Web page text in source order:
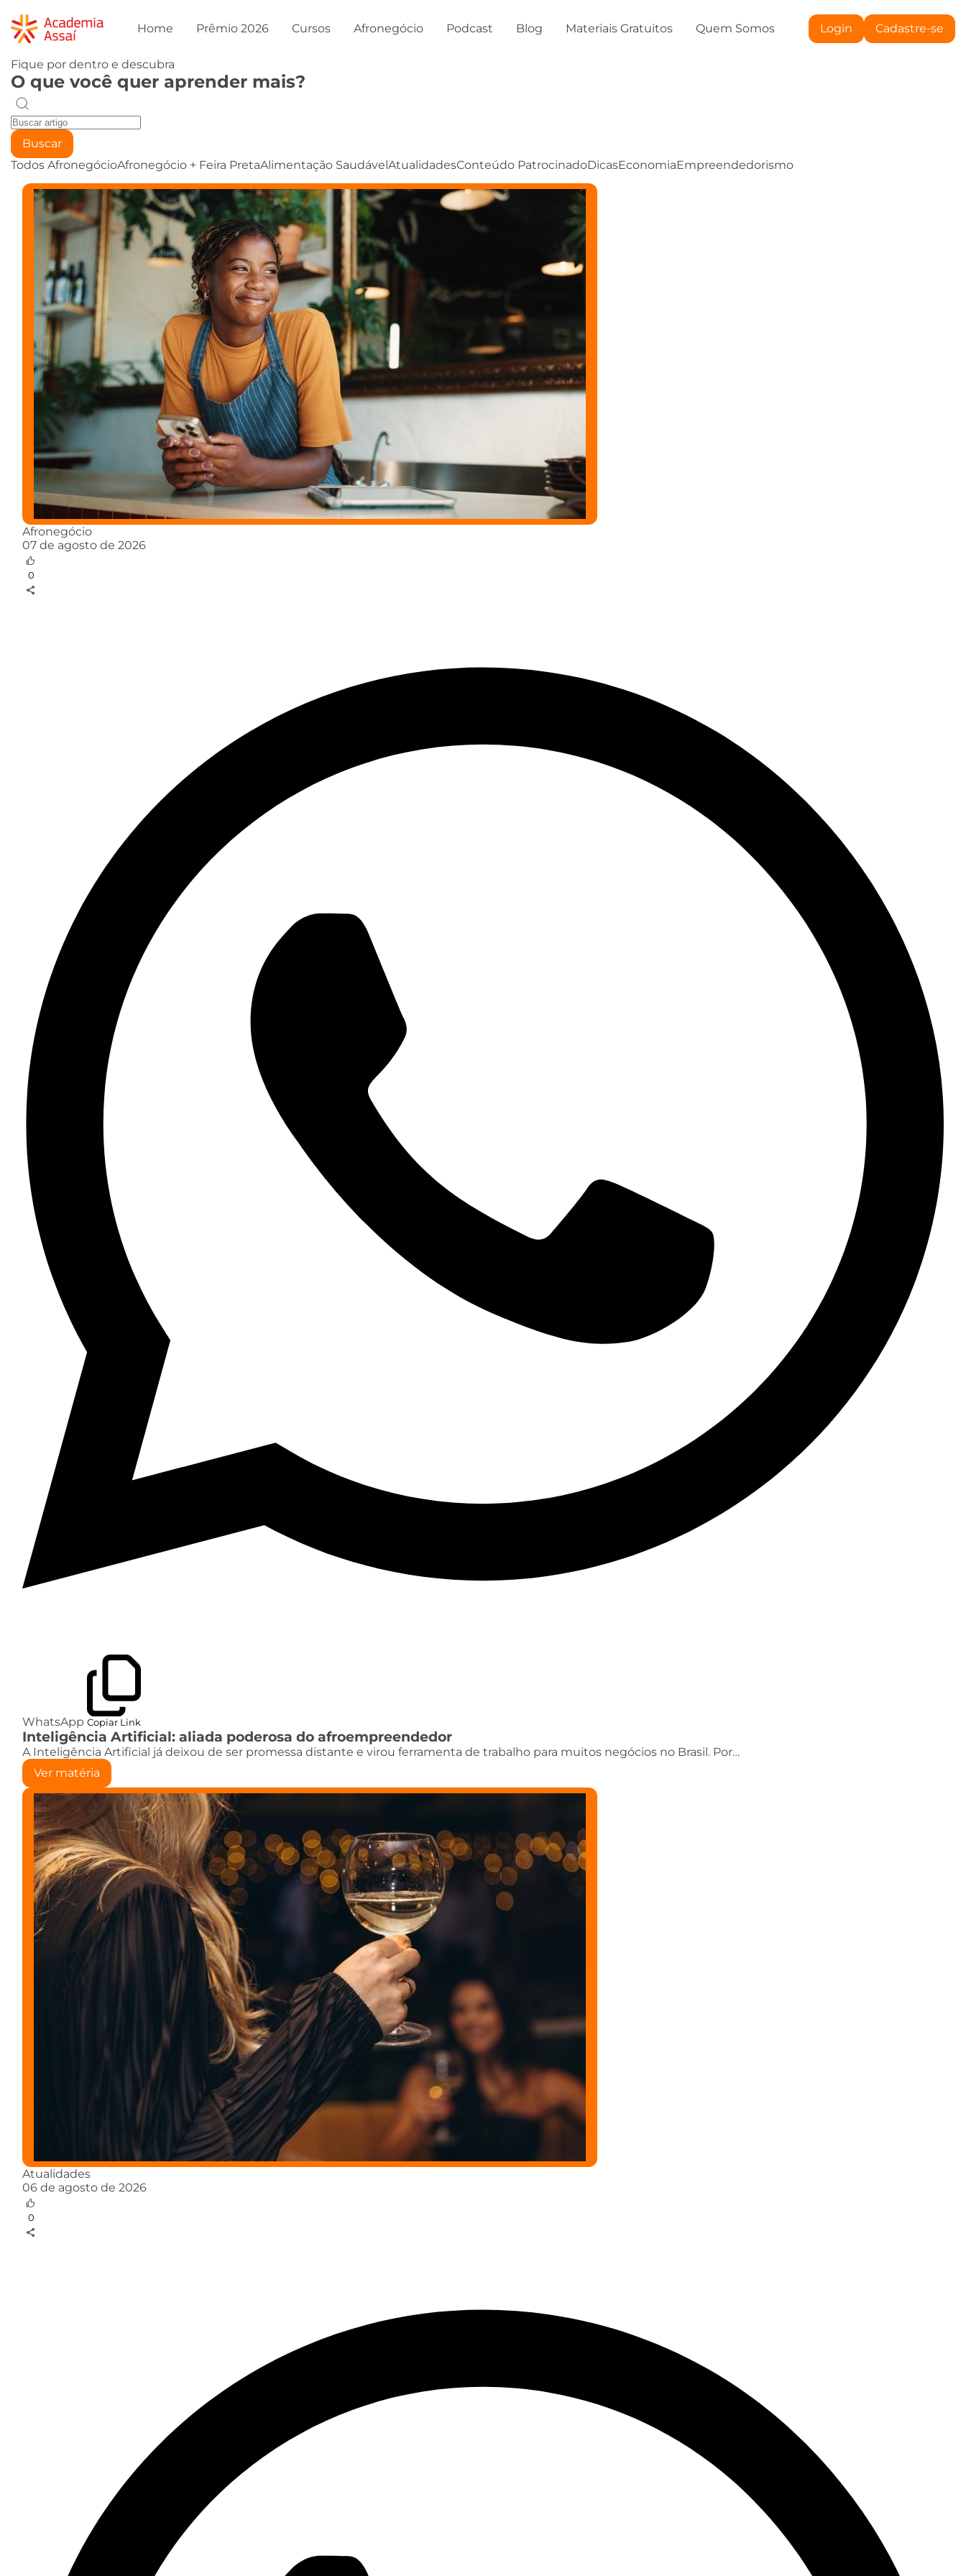
Home Prêmio 2026 Cursos Afronegócio Podcast Blog Materiais Gratuitos Quem Somos Login Cadastre-se
Fique por dentro e descubra
O que você quer aprender mais?
Buscar
Todos AfronegócioAfronegócio + Feira PretaAlimentação SaudávelAtualidadesConteúdo PatrocinadoDicasEconomiaEmpreendedorismo
Afronegócio
07 de agosto de 2026
0
WhatsApp Copiar Link
Inteligência Artificial: aliada poderosa do afroempreendedor
A Inteligência Artificial já deixou de ser promessa distante e virou ferramenta de trabalho para muitos negócios no Brasil. Por…
Ver matéria
Atualidades
06 de agosto de 2026
0